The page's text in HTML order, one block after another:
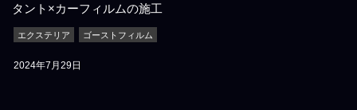
タント×カーフィルムの施工
エクステリア ゴーストフィルム
2024年7月29日